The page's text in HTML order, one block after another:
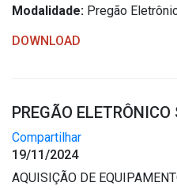
Modalidade: Pregão
DOWNLOAD
PREGÃO
Compartilhar
19/11/2024
AQUISIÇÃO DE